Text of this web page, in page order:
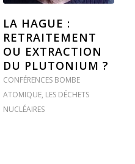
LA HAGUE :
RETRAITEMENT
OU EXTRACTION
DU PLUTONIUM ?
CONFÉRENCES BOMBE
ATOMIQUE, LES DÉCHETS
NUCLÉAIRES